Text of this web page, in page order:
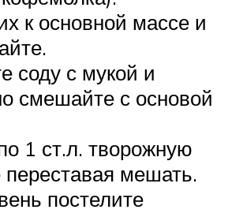
к основной массе и
соду с мукой и
смешайте с основой
1 ст.л. творожную
переставая мешать.
постелите